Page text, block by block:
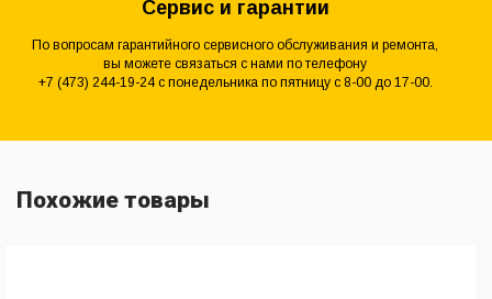
Сервис и гарантии
По вопросам гарантийного сервисного обслуживания и ремонта,
вы можете связаться с нами по телефону
+7 (473) 244-19-24 с понедельника по пятницу с 8-00 до 17-00.
Похожие товары